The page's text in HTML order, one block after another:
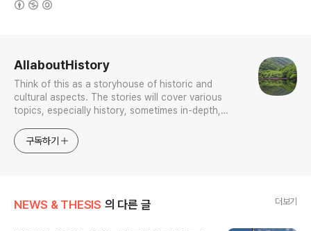
AllaboutHistory
Think of this as a storyhouse of historic and
cultural aspects. The stories will cover various
topics, especially history, sometimes in-depth,
approach will be to resist any common sense or
generalized viewpoint
구독하기
NEWS & THESIS 의 다른 글 더보기